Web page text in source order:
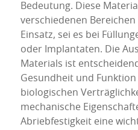
Bedeutung. Diese
verschiedenen
Einsatz, sei es bei
oder Implantaten. Die
Materials ist
Gesundheit und
biologischen
mechanische
Abriebfestigkeit eine